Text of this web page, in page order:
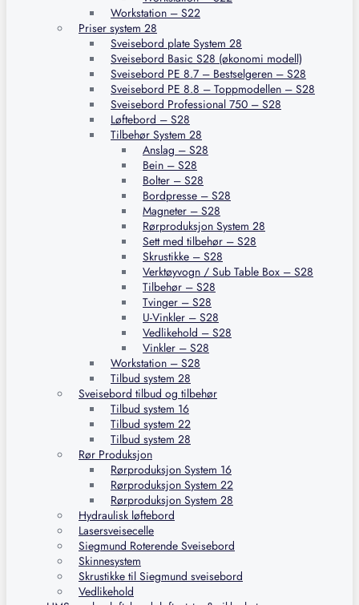
Workstation – S22
Priser system 28
Sveisebord plate System 28
Sveisebord Basic S28 (økonomi modell)
Sveisebord PE 8.7 – Bestselgeren – S28
Sveisebord PE 8.8 – Toppmodellen – S28
Sveisebord Professional 750 – S28
Løftebord – S28
Tilbehør System 28
Anslag – S28
Bein – S28
Bolter – S28
Bordpresse – S28
Magneter – S28
Rørproduksjon System 28
Sett med tilbehør – S28
Skrustikke – S28
Verktøyvogn / Sub Table Box – S28
Tilbehør – S28
Tvinger – S28
U-Vinkler – S28
Vedlikehold – S28
Vinkler – S28
Workstation – S28
Tilbud system 28
Sveisebord tilbud og tilbehør
Tilbud system 16
Tilbud system 22
Tilbud system 28
Rør Produksjon
Rørproduksjon System 16
Rørproduksjon System 22
Rørproduksjon System 28
Hydraulisk løftebord
Lasersveisecelle
Siegmund Roterende Sveisebord
Skinnesystem
Skrustikke til Siegmund sveisebord
Vedlikehold